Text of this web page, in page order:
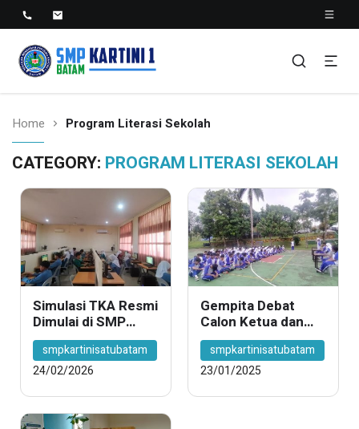
Home Program Literasi Sekolah
CATEGORY: PROGRAM LITERASI SEKOLAH
Simulasi TKA Resmi
Dimulai di SMP
Kartini 1 Batam,
Proktor Yulia
Murnika: Latih
dan Mental Siswa
smpkartinisatubatam
24/02/2026
Gempita Debat
Calon Ketua dan
Calon Wakil Ketua
OSIS: Siapakah
yang Akan Menjadi
smpkartinisatubatam
23/01/2025